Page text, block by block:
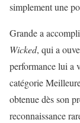
simplement une
Grande a
Wicked, qui a
performance lui a
catégorie
obtenue dès son
reconnaissance